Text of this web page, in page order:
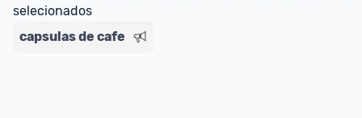
selecionados
capsulas de cafe